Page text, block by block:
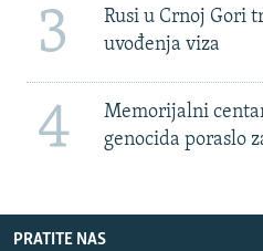
3
Rusi u Crnoj Gori
uvođenja viza
4
Memorijalni
genocida poraslo
PRATITE NAS